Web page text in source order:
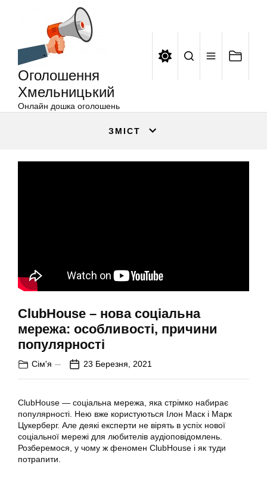
Оголошення
Хмельницький
Онлайн дошка оголошень
ЗМІСТ
ClubHouse – нова соціальна
мережа: особливості, причини
популярності
Сім'я 23 Березня, 2021
ClubHouse — соціальна мережа, яка стрімко набирає
популярності. Нею вже користуються Ілон Маск і Марк
Цукерберг. Але деякі експерти не вірять в успіх нової
соціальної мережі для любителів аудіоповідомлень.
Розберемося, у чому ж феномен ClubHouse і як туди
потрапити.